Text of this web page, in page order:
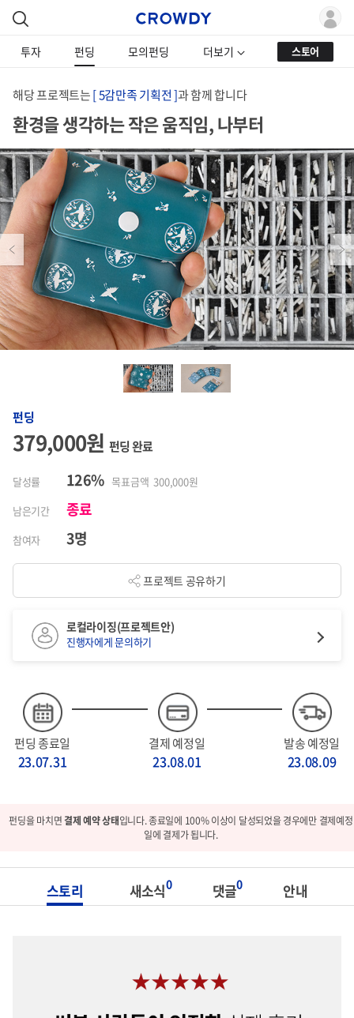
투자 펀딩 모의펀딩 더보기 스토어
해당 프로젝트는[ 5감만족 기획전 ]과 함께 합니다
환경을 생각하는 작은 움직임, 나부터
Previous Next
펀딩
379,000원 펀딩 완료
달성률 126% 목표금액 300,000원
남은기간
종료
참여자 3명
프로젝트 공유하기
펀딩 종료일
23.07.31
결제 예정일
23.08.01
발송 예정일
23.08.09
로컬라이징(프로젝트안)
진행자에게 문의하기
펀딩을 마치면결제 예약 상태입니다. 종료일에 100% 이상이 달성되었을 경우에만 결제예정
일에 결제가 됩니다.
스토리 새소식0 댓글0 안내